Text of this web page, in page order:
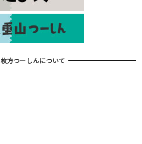
枚方つーしんについて